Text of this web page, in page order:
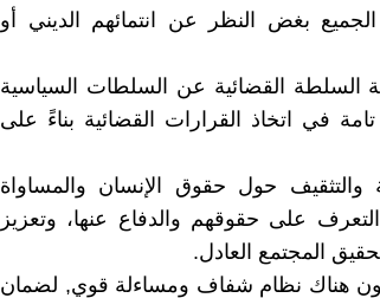
بغض النظر عن انتمائهم الديني أو
السلطة القضائية عن السلطات السياسية
في اتخاذ القرارات القضائية بناءً على
والتثقيف حول حقوق الإنسان والمساواة
على حقوقهم والدفاع عنها، وتعزيز
المجتمع العادل.
هناك نظام شفاف ومساءلة قوي, لضمان